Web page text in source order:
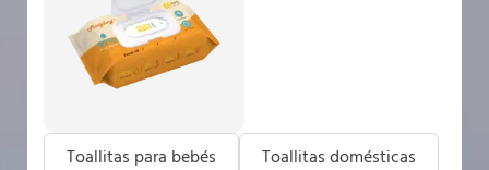
Toallitas para bebés Toallitas domésticas